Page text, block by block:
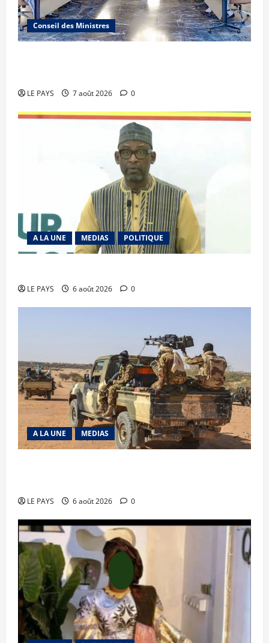
Conseil des Ministres
LE PAYS 7 août 2026 0
A LA UNE MEDIAS POLITIQUE
LE PAYS 6 août 2026 0
A LA UNE MEDIAS
LE PAYS 6 août 2026 0